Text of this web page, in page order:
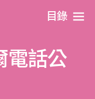
目​錄
電話公